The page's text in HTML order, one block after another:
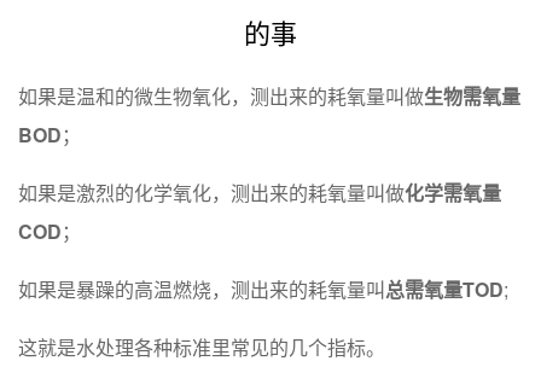
的事
如果是温和的微生物氧化，测出来的耗氧量叫做生物需氧量
BOD；
如果是激烈的化学氧化，测出来的耗氧量叫做化学需氧量
COD；
如果是暴躁的高温燃烧，测出来的耗氧量叫总需氧量TOD;
这就是水处理各种标准里常见的几个指标。